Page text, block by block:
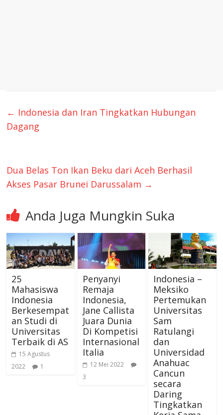
← Indonesia dan Iran Tingkatkan Hubungan
Dagang
Dua Belas Ton Ikan Beku dari Aceh Berhasil
Akses Pasar Brunei Darussalam →
Anda Juga Mungkin Suka
25
Mahasiswa
Indonesia
Berkesempat
an Studi di
Universitas
Terbaik di AS
15 Agustus
2022
1
Penyanyi
Remaja
Indonesia,
Jane Callista
Juara Dunia
Di Kompetisi
Internasional
Italia
12 Mei 2022
3
Indonesia –
Meksiko
Pertemukan
Universitas
Sam
Ratulangi
dan
Universidad
Anahuac
Cancun
secara
Daring
Tingkatkan